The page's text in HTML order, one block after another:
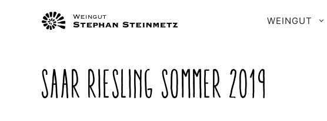
PRIMÄR-
NAVIGATION
WEINGUT
SAAR RIESLING SOMMER 2019